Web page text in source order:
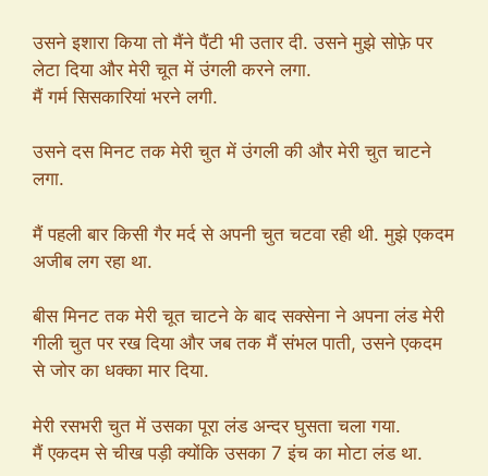
उसने इशारा किया तो मैंने पैंटी भी उतार दी. उसने मुझे सोफ़े पर
लेटा दिया और मेरी चूत में उंगली करने लगा.
मैं गर्म सिसकारियां भरने लगी.
उसने दस मिनट तक मेरी चुत में उंगली की और मेरी चुत चाटने
लगा.
मैं पहली बार किसी गैर मर्द से अपनी चुत चटवा रही थी. मुझे एकदम
अजीब लग रहा था.
बीस मिनट तक मेरी चूत चाटने के बाद सक्सेना ने अपना लंड मेरी
गीली चुत पर रख दिया और जब तक मैं संभल पाती, उसने एकदम
से जोर का धक्का मार दिया.
मेरी रसभरी चुत में उसका पूरा लंड अन्दर घुसता चला गया.
मैं एकदम से चीख पड़ी क्योंकि उसका 7 इंच का मोटा लंड था.